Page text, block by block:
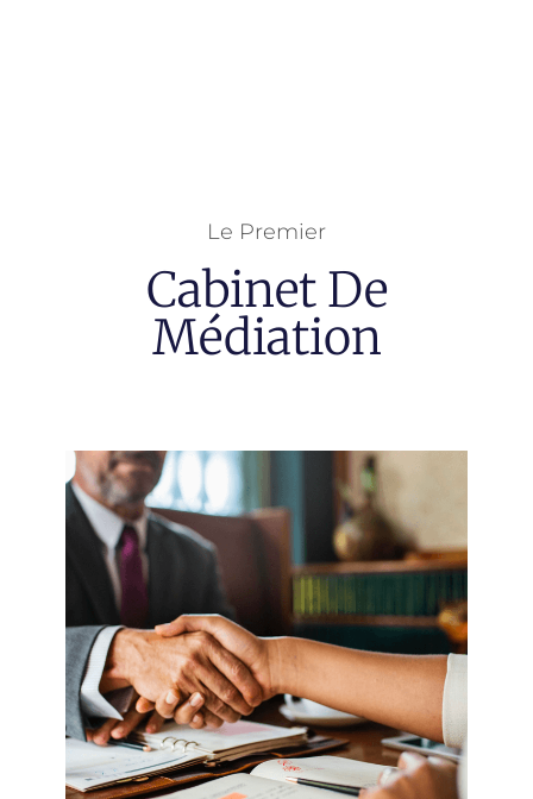
Le Premier
Cabinet De
Médiation